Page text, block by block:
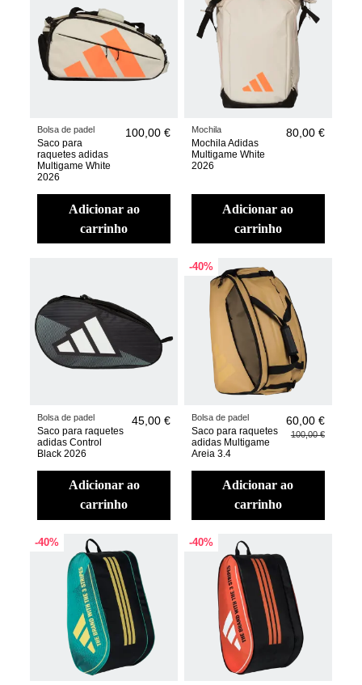
Bolsa de padel
Saco para
raquetes adidas
Multigame White
2026
100,00 €
adicionar ao
carrinho
Mochila
Mochila Adidas
Multigame White
2026
80,00 €
adicionar ao
carrinho
Bolsa de padel
Saco para raquetes
adidas Control
Black 2026
45,00 €
adicionar ao
carrinho
-40%
Bolsa de padel
Saco para raquetes
adidas Multigame
Areia 3.4
60,00 €
100,00 €
adicionar ao
carrinho
-40% -40%